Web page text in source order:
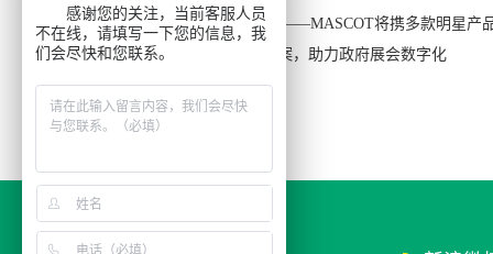
上一篇：调节阀专业制造厂商——MASCOT将携多款明星产
下一篇：振威“会展云”解决方案，助力政府展会数字化
感谢您的关注，当前客服人员
不在线，请填写一下您的信息，我
们会尽快和您联系。